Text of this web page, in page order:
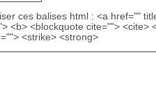
ces balises html : <a href=""
<b> <blockquote cite=""> <cite>
<strike> <strong>